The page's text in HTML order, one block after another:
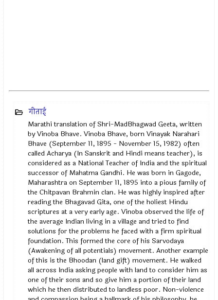
गीताई
Marathi translation of Shri-MadBhagwad Geeta, written
by Vinoba Bhave. Vinoba Bhave, born Vinayak Narahari
Bhave (September 11, 1895 - November 15, 1982) often
called Acharya (In Sanskrit and Hindi means teacher), is
considered as a National Teacher of India and the spiritual
successor of Mahatma Gandhi. He was born in Gagode,
Maharashtra on September 11, 1895 into a pious family of
the Chitpavan Brahmin clan. He was highly inspired after
reading the Bhagavad Gita, one of the holiest Hindu
scriptures at a very early age. Vinoba observed the life of
the average Indian living in a village and tried to find
solutions for the problems he faced with a firm spiritual
foundation. This formed the core of his Sarvodaya
(Awakening of all potentials) movement. Another example
of this is the Bhoodan (land gift) movement. He walked
all across India asking people with land to consider him as
one of their sons and so give him a portion of their land
which he then distributed to landless poor. Non-violence